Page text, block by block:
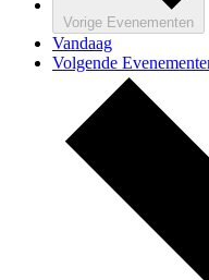
Vorige Evenementen
Vandaag
Volgende